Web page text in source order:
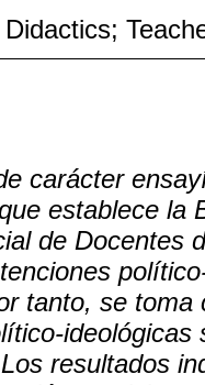
Didactics;
carácter
establece la
de Docentes
tanto, se
resultados